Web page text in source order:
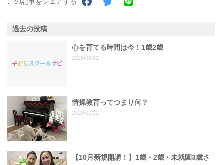
この記事をシェアする
過去の投稿
心を育てる時間は今！1歳2歳
2026/08/01
情操教育ってつまり何？
2026/07/22
【10月新規開講！】1歳・2歳・未就園3歳さ